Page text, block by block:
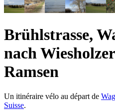
Brühlstrasse,
nach
Ramsen
Un itinéraire vélo au départ de
Suisse.